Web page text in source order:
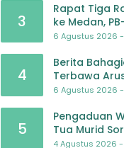
3
Rapat Tiga
ke Medan,
Jadikan
6 Agustus 2026 -
4
Berita
Terbawa
Dalam
6 Agustus 2026 -
5
Pengaduan
Tua Murid
Pengelolaan
4 Agustus 2026 -